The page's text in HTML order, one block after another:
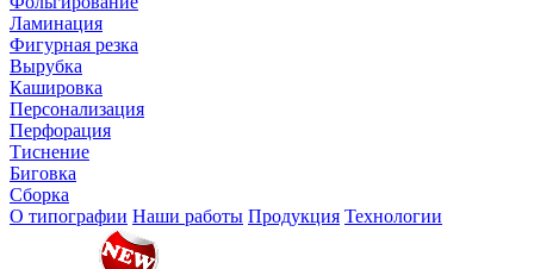
Ламинация
Фигурная резка
Вырубка
Кашировка
Персонализация
Перфорация
Тиснение
Биговка
Сборка
О типографии Наши работы Продукция Технологии